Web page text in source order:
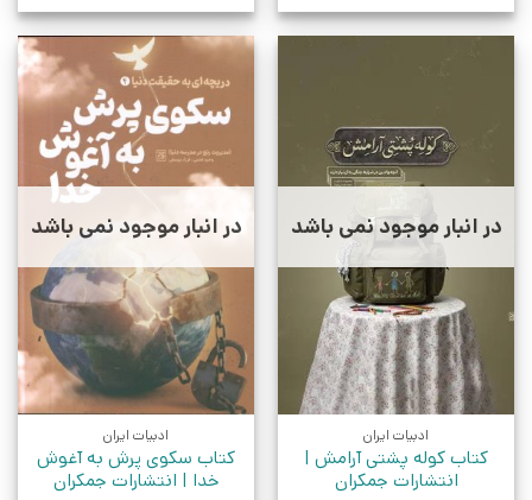
در انبار موجود نمی باشد
ادبیات ایران
کتاب کوله پشتی آرامش |
انتشارات جمکران
در انبار موجود نمی باشد
ادبیات ایران
کتاب سکوی پرش به آغوش
خدا | انتشارات جمکران